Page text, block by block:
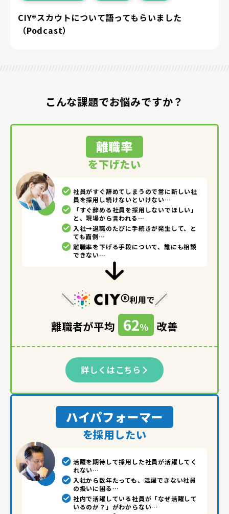
CIY®スカウトについて語ってもらいました
（Podcast）
こんな課題でお悩みですか？
離職率
を下げたい
社員がすぐ辞めてしまうので常に新しい社
員を採用し続けないといけない…
「すぐ辞める社員を採用しないでほしい」
と、現場から言われる…
入社→退職のたびに手続きが発生して、と
ても面倒…
離職率を下げる手段について、誰にも相談
できない…
利用で
離職者が平均 62% 改善
詳しくはこちら
ハイパフォーマー
を採用したい
活躍を期待して採用した社員が活躍してく
れない…
入社から数年たっても、活躍できない社員
の扱いに困る…
社内で活躍している社員が「なぜ活躍して
いるのか？」がわからない…